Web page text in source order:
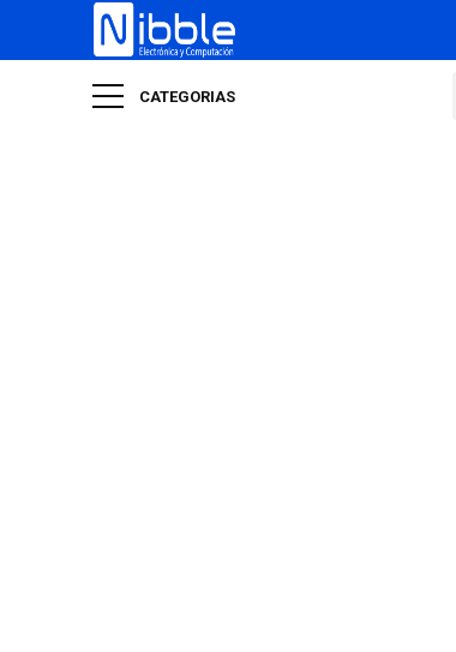
CATEGORIAS